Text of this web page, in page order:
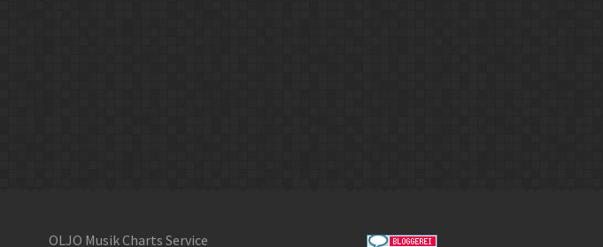
OLJO Musik Charts Service